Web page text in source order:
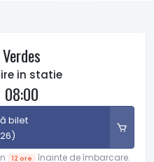
Verdes
in statie
08:00
bilet
12 ore înainte de îmbarcare.